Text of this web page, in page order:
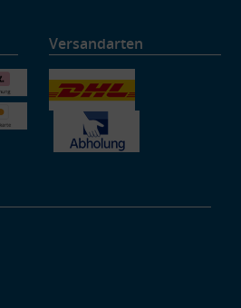
Versandarten